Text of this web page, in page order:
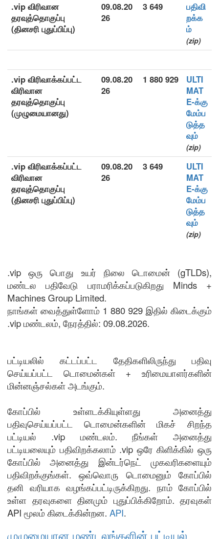
.vip விரிவான
தரவுத்தொகுப்பு
(தினசரி புதுப்பிப்பு)
09.08.20
26
3 649
பதிவி
றக்க
ம்
(zip)
.vip விரிவாக்கப்பட்ட
விரிவான
தரவுத்தொகுப்பு
(முழுமையானது)
09.08.20
26
1 880 929
ULTI
MAT
E-க்கு
மேம்ப
டுத்த
வும்
(zip)
.vip விரிவாக்கப்பட்ட
விரிவான
தரவுத்தொகுப்பு
(தினசரி புதுப்பிப்பு)
09.08.20
26
3 649
ULTI
MAT
E-க்கு
மேம்ப
டுத்த
வும்
(zip)
.vip ஒரு பொது உயர் நிலை டொமைன் (gTLDs),
மண்டல பதிவேடு பராமரிக்கப்படுகிறது Minds +
Machines Group Limited.
நாங்கள் வைத்துள்ளோம் 1 880 929 இதில் கிடைக்கும்
.vip மண்டலம், நேரத்தில்: 09.08.2026.
பட்டியலில் கட்டப்பட்ட தேதிகளிலிருந்து பதிவு
செய்யப்பட்ட டொமைன்கள் + உரிமையாளர்களின்
மின்னஞ்சல்கள் அடங்கும்.
கோப்பில் உள்ளடக்கியுள்ளது அனைத்து
பதிவுசெய்யப்பட்ட டொமைன்களின் மிகச் சிறந்த
பட்டியல் .vip மண்டலம். நீங்கள் அனைத்து
பட்டியலையும் பதிவிறக்கலாம் .vip ஒரே கிளிக்கில் ஒரு
கோப்பில் அனைத்து இன்டர்நெட் முகவரிகளையும்
பதிவிறக்குங்கள். ஒவ்வொரு டொமைனும் கோப்பில்
தனி வரியாக வழங்கப்பட்டிருக்கிறது. நாம் கோப்பில்
உள்ள தரவுகளை தினமும் புதுப்பிக்கிறோம். தரவுகள்
API மூலம் கிடைக்கின்றன. API.
முழுமையான மண்டலங்களின் பட்டியல்